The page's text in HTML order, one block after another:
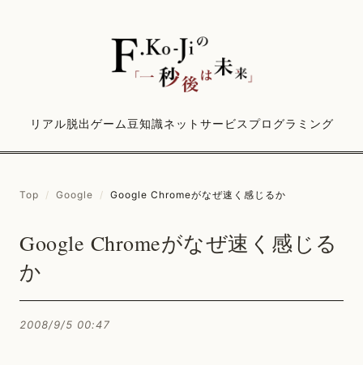
リアル脱出ゲーム豆知識ネットサービス プログラミング
Top / Google / Google Chromeがなぜ速く感じるか
Google Chromeがなぜ速く感じる
か
2008/9/5 00:47